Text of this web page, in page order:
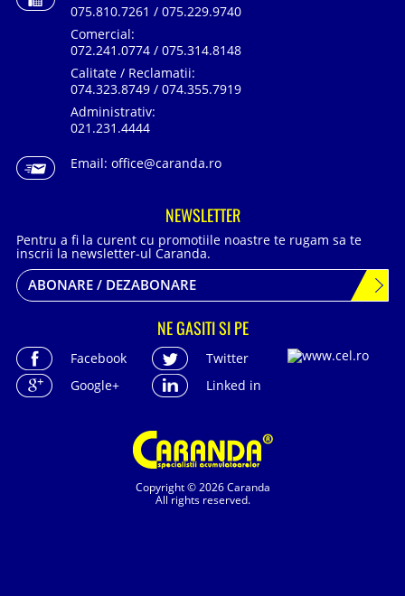
Copyright © 2026 Caranda
All rights reserved.
075.810.7261 / 075.229.9740
Comercial:
072.241.0774 / 075.314.8148
Calitate / Reclamatii:
074.323.8749 / 074.355.7919
Administrativ:
021.231.4444
Email: office@caranda.ro
NEWSLETTER
Pentru a fi la curent cu promotiile noastre te rugam sa te
inscrii la newsletter-ul Caranda.
ABONARE / DEZABONARE
NE GASITI SI PE
Facebook
Twitter
Google+
Linked in